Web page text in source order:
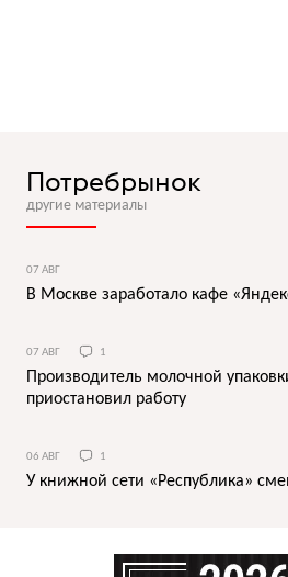
Потребрынок
другие материалы
07 АВГ
В Москве заработало кафе
07 АВГ 1
Производитель молочной
приостановил работу
06 АВГ 1
У книжной сети «Республика»